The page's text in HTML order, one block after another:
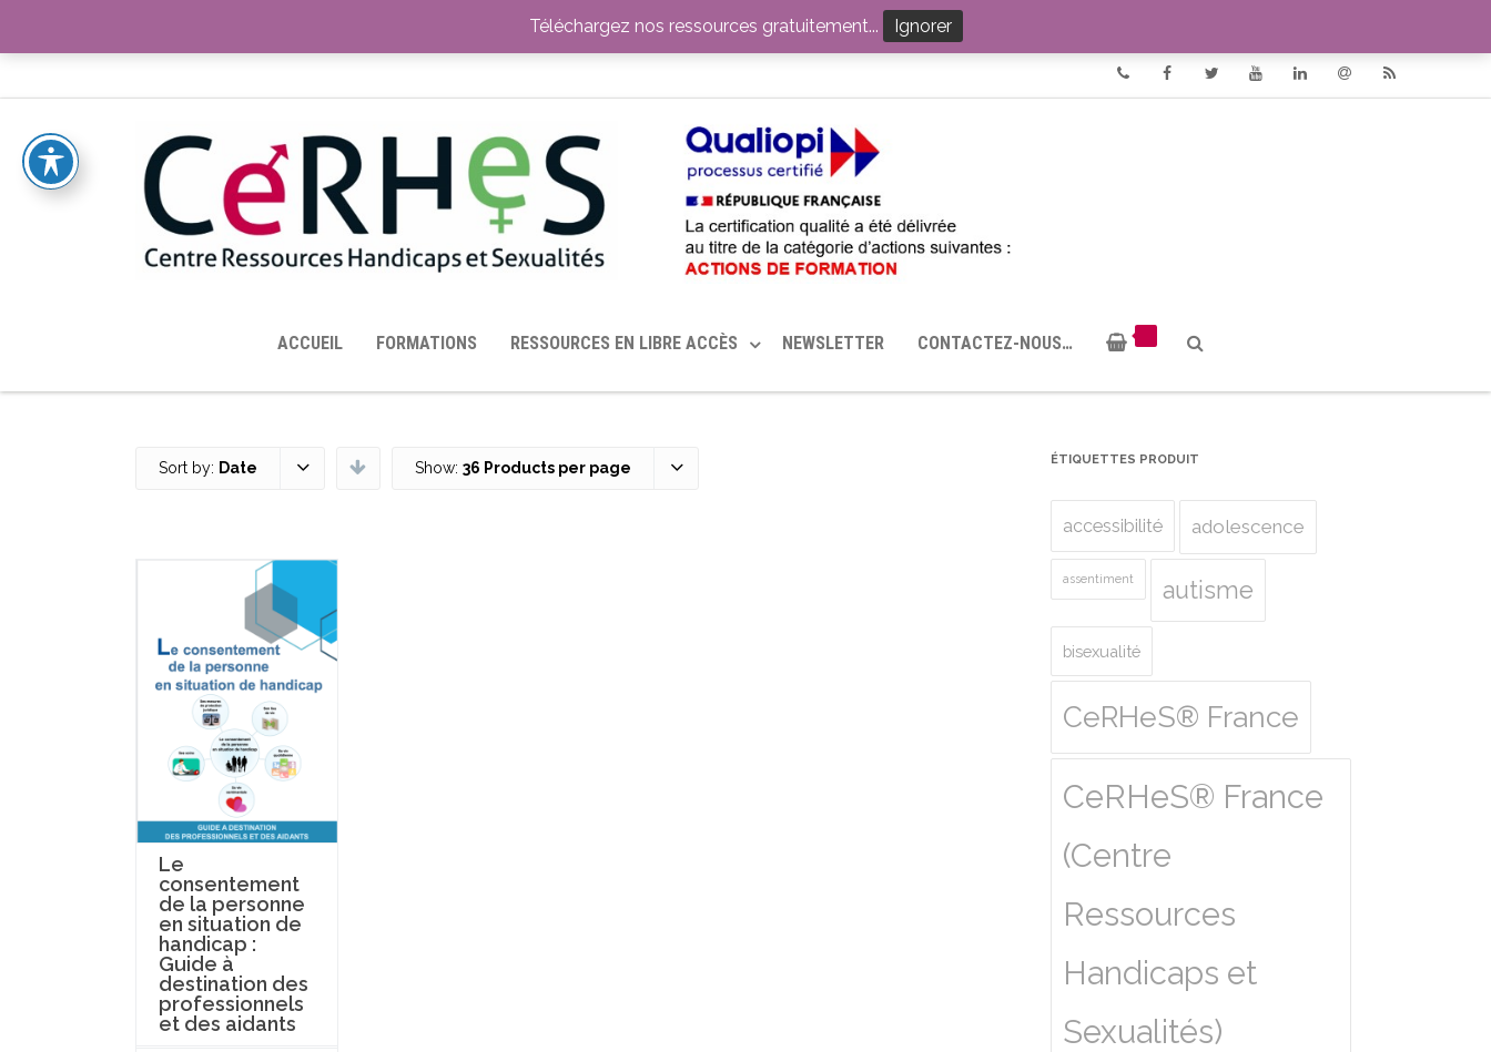
TOUTES LES RESSOURCES MISES À DISPOSITION PAR LE CERHES® FRANCE OUTILS EN SANTÉ SEXUELLE
ACCUEIL FORMATIONS RESSOURCES EN LIBRE ACCÈS NEWSLETTER CONTACTEZ-NOUS…
Sort by: Date Show: 36 Products per page
Le
consentement
de la personne
en situation de
handicap :
Guide à
destination des
professionnels
et des aidants
ÉTIQUETTES PRODUIT
accessibilité adolescence
assentiment autisme
bisexualité
CeRHeS® France
CeRHeS® France
(Centre
Ressources
Handicaps et
Sexualités)
Téléchargez nos ressources gratuitement... Ignorer